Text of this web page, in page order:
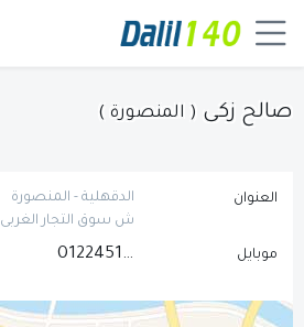
صالح زكى ( المنصورة )
العنوان
الدقهلية - المنصورة
ش سوق التجار الغربى
موبايل 01224512124